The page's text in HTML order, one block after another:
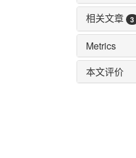
相关文章
3
Metrics
本文评价